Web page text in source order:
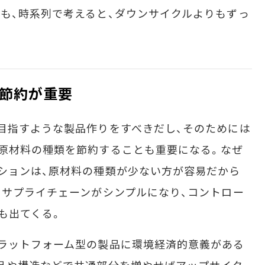
、時系列で考えると、ダウンサイクルよりもずっ
約が重要
すような製品作りをすべきだし、そのためには
材料の種類を節約することも重要になる。なぜ
ョンは、原材料の種類が少ない方が容易だから
プライチェーンがシンプルになり、コントロー
てくる。
トフォーム型の製品に環境経済的意義がある